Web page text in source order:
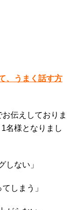
、うまく話す方
伝えしておりま
名様となりまし
しない」
しまう」